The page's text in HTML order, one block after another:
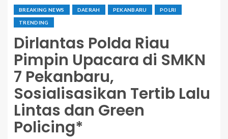
BREAKING NEWS DAERAH PEKANBARU POLRI
TRENDING
Dirlantas Polda Riau
Pimpin Upacara di SMKN
7 Pekanbaru,
Sosialisasikan Tertib Lalu
Lintas dan Green
Policing*